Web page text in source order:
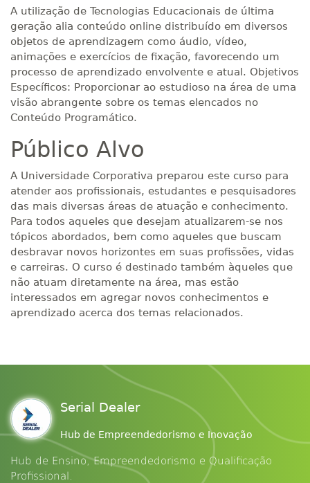
A utilização de Tecnologias Educacionais de última
geração alia conteúdo online distribuído em diversos
objetos de aprendizagem como áudio, vídeo,
animações e exercícios de fixação, favorecendo um
processo de aprendizado envolvente e atual. Objetivos
Específicos: Proporcionar ao estudioso na área de uma
visão abrangente sobre os temas elencados no
Conteúdo Programático.
Público Alvo
A Universidade Corporativa preparou este curso para
atender aos profissionais, estudantes e pesquisadores
das mais diversas áreas de atuação e conhecimento.
Para todos aqueles que desejam atualizarem-se nos
tópicos abordados, bem como aqueles que buscam
desbravar novos horizontes em suas profissões, vidas
e carreiras. O curso é destinado também àqueles que
não atuam diretamente na área, mas estão
interessados em agregar novos conhecimentos e
aprendizado acerca dos temas relacionados.
Serial Dealer
Hub de Empreendedorismo e Inovação
Hub de Ensino, Empreendedorismo e Qualificação
Profissional.